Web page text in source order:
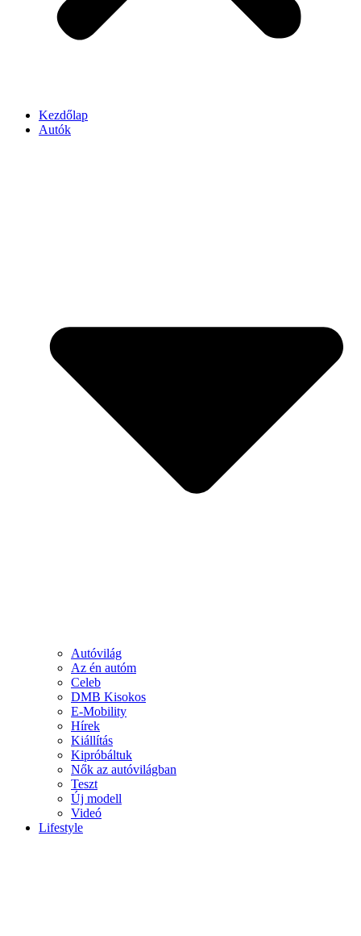
Kezdőlap
Autók
Autóvilág
Az én autóm
Celeb
DMB Kisokos
E-Mobility
Hírek
Kiállítás
Kipróbáltuk
Nők az autóvilágban
Teszt
Új modell
Videó
Lifestyle